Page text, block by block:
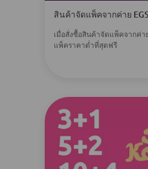
สินค้าจัดแพ็คจากค่าย
เมื่อสั่งซื้อสินค้าจัดแพ็คจากค่า
แพ็คราคาต่ำที่สุดฟรี